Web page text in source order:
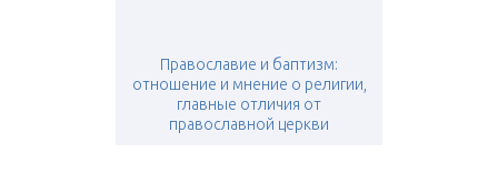
Православие и баптизм:
отношение и мнение о религии,
главные отличия от
православной церкви